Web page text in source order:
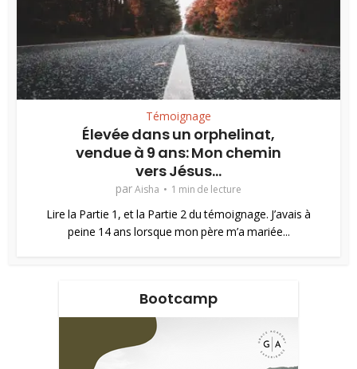
Témoignage
Élevée dans un orphelinat,
vendue à 9 ans: Mon chemin
vers Jésus...
parAisha 1 min de lecture
Lire la Partie 1, et la Partie 2 du témoignage. J’avais à
peine 14 ans lorsque mon père m’a mariée...
Bootcamp